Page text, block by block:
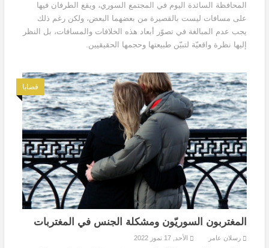
المحافظة السائدة اليوم في المجتمع السوري، ويقع الطرفان فيها
على مسافات ليست بالقصيرة من بعضهما البعض، ولكن رغم ذلك
يجب عدم المبالغة في تصوّر أبعاد هذه الخلافات والمسافات، بل النظر
إليها نظرة واقعيّة لتبيّن طبيعتها وحجمها الحقيقيين.
قضايا
المغتربون السوريّون ومشكلة الجنس في المغتربات
رسلان عامر الأحد, 17 تموز 2022